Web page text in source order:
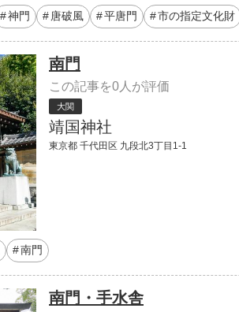
神門 唐破風 平唐門 市の指定文化財
南門
この記事を0人が評価
大関
靖国神社
東京都 千代田区 九段北3丁目1-1
南門
南門・手水舎